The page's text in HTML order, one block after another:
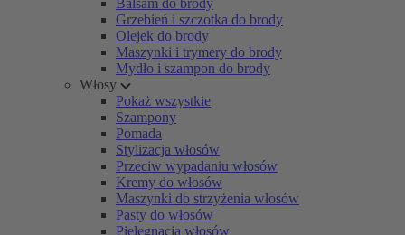
Balsam do brody
Grzebień i szczotka do brody
Olejek do brody
Maszynki i trymery do brody
Mydło i szampon do brody
Włosy
Pokaż wszystkie
Szampony
Pomada
Stylizacja włosów
Przeciw wypadaniu włosów
Kremy do włosów
Maszynki do strzyżenia włosów
Pasty do włosów
Pielęgnacja włosów